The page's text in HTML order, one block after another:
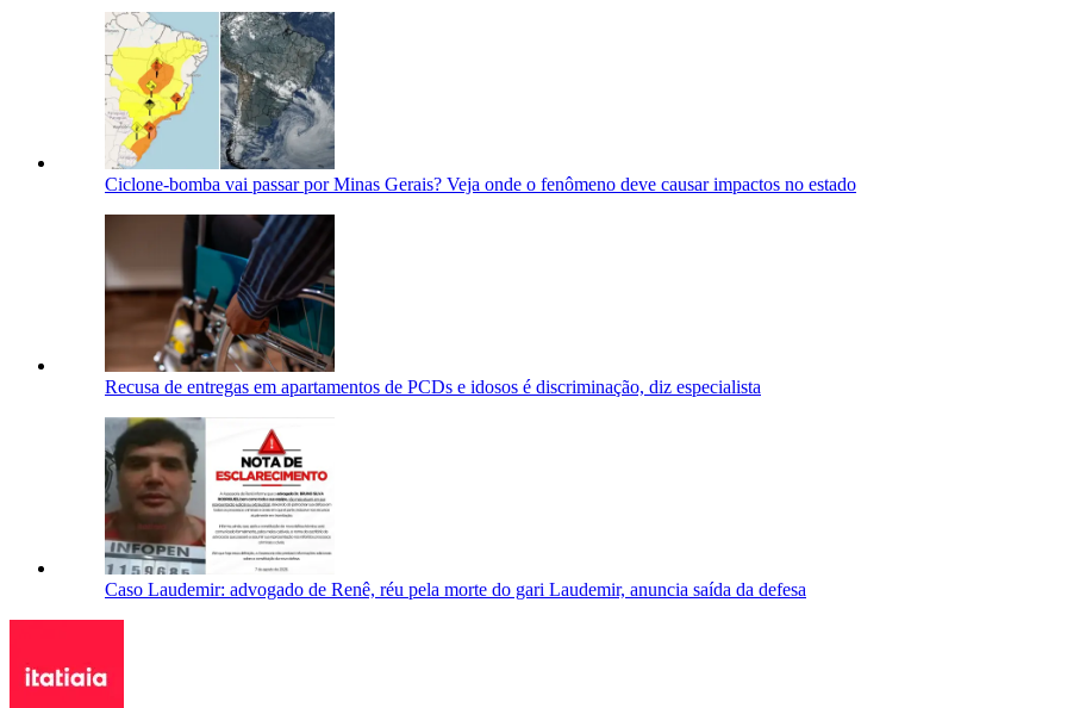
Ciclone-bomba vai passar por Minas Gerais? Veja onde o fenômeno deve causar impactos no estado
Recusa de entregas em apartamentos de PCDs e idosos é discriminação, diz especialista
Caso Laudemir: advogado de Renê, réu pela morte do gari Laudemir, anuncia saída da defesa